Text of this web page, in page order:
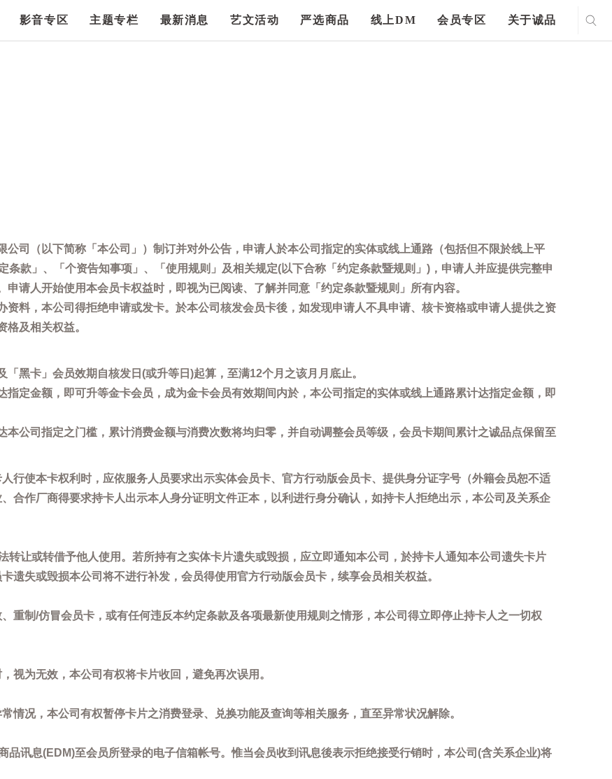
影音专区 主题专栏 最新消息 艺文活动 严选商品 线上DM 会员专区 关于诚品
司（以下简称「本公司」）制订并对外公告，申请人於本公司指定的实体或线上通路（包括但不限於线上平
款」、「个资告知事项」、「使用规则」及相关规定(以下合称「约定条款暨规则」)，申请人并应提供完整申
请人开始使用本会员卡权益时，即视为已阅读、了解并同意「约定条款暨规则」所有内容。
料，本公司得拒绝申请或发卡。於本公司核发会员卡後，如发现申请人不具申请、核卡资格或申请人提供之资
及相关权益。
「黑卡」会员效期自核发日(或升等日)起算，至满12个月之该月月底止。
定金额，即可升等金卡会员，成为金卡会员有效期间内於，本公司指定的实体或线上通路累计达指定金额，即
公司指定之门槛，累计消费金额与消费次数将均归零，并自动调整会员等级，会员卡期间累计之诚品点保留至
行使本卡权利时，应依服务人员要求出示实体会员卡、官方行动版会员卡、提供身分证字号（外籍会员恕不适
合作厂商得要求持卡人出示本人身分证明文件正本，以利进行身分确认，如持卡人拒绝出示，本公司及关系企
转让或转借予他人使用。若所持有之实体卡片遗失或毁损，应立即通知本公司，於持卡人通知本公司遗失卡片
遗失或毁损本公司将不进行补发，会员得使用官方行动版会员卡，续享会员相关权益。
重制/仿冒会员卡，或有任何违反本约定条款及各项最新使用规则之情形，本公司得立即停止持卡人之一切权
视为无效，本公司有权将卡片收回，避免再次误用。
情况，本公司有权暂停卡片之消费登录、兑换功能及查询等相关服务，直至异常状况解除。
品讯息(EDM)至会员所登录的电子信箱帐号。惟当会员收到讯息後表示拒绝接受行销时，本公司(含关系企业)将